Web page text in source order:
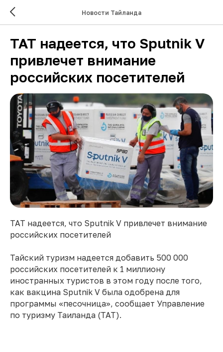
Новости Тайланда
TAT надеется, что Sputnik V
привлечет внимание
российских посетителей
TAT надеется, что Sputnik V привлечет внимание
российских посетителей
Тайский туризм надеется добавить 500 000
российских посетителей к 1 миллиону
иностранных туристов в этом году после того,
как вакцина Sputnik V была одобрена для
программы «песочница», сообщает Управление
по туризму Таиланда (TAT).